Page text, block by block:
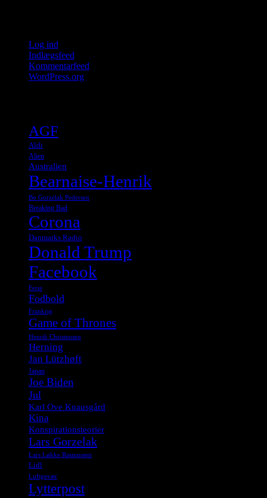
Log ind
Indlægsfeed
Kommentarfeed
WordPress.org
AGF
Aldi
Alien
Australien
Bearnaise-Henrik
Bo Gorzelak Pedersen
Breaking Bad
Corona
Danmarks Radio
Donald Trump
Facebook
Ferie
Fodbold
Frankrig
Game of Thrones
Henrik Christensen
Herning
Jan Lützhøft
Japan
Joe Biden
Jul
Karl Ove Knausgård
Kina
Konspirationsteorier
Lars Gorzelak
Lars Løkke Rasmussen
Lidl
Luftgevær
Lytterpost